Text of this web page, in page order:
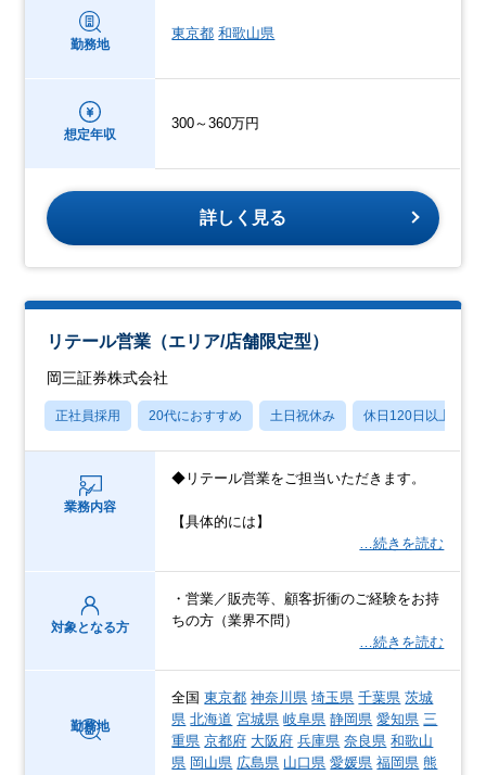
勤務地
東京都 和歌山県
想定年収
300～360万円
詳しく見る
リテール営業（エリア/店舗限定型）
岡三証券株式会社
正社員採用 20代におすすめ 土日祝休み 休日120日以上
業務内容
◆リテール営業をご担当いただきます。
【具体的には】
…続きを読む
対象となる方
・営業／販売等、顧客折衝のご経験をお持
ちの方（業界不問）
…続きを読む
勤務地
全国東京都 神奈川県 埼玉県 千葉県 茨城
県 北海道 宮城県 岐阜県 静岡県 愛知県 三
重県 京都府 大阪府 兵庫県 奈良県 和歌山
県 岡山県 広島県 山口県 愛媛県 福岡県 熊